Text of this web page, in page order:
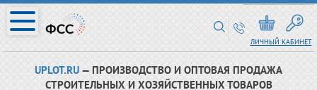
ЛИЧНЫЙ КАБИНЕТ
UPLOT.RU — ПРОИЗВОДСТВО И ОПТОВАЯ ПРОДАЖА
СТРОИТЕЛЬНЫХ И ХОЗЯЙСТВЕННЫХ ТОВАРОВ